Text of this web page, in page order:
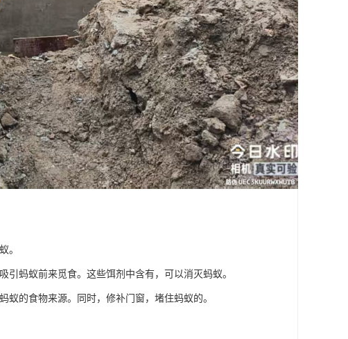
。
蚂蚁前来觅食。这些饵剂中含有，可以消灭蚂蚁。
的食物来源。同时，修补门窗，堵住蚂蚁的。